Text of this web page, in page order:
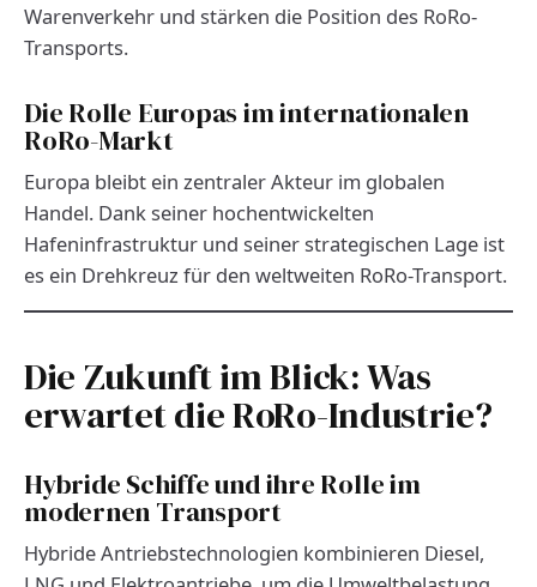
Warenverkehr und stärken die Position des RoRo-
Transports.
Die Rolle Europas im internationalen
RoRo-Markt
Europa bleibt ein zentraler Akteur im globalen
Handel. Dank seiner hochentwickelten
Hafeninfrastruktur und seiner strategischen Lage ist
es ein Drehkreuz für den weltweiten RoRo-Transport.
Die Zukunft im Blick: Was
erwartet die RoRo-Industrie?
Hybride Schiffe und ihre Rolle im
modernen Transport
Hybride Antriebstechnologien kombinieren Diesel,